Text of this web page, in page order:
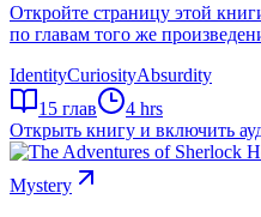
Откройте страницу этой
по главам того же
IdentityCuriosityAbsurdity
15 глав
4 hrs
Открыть книгу и включить
Mystery